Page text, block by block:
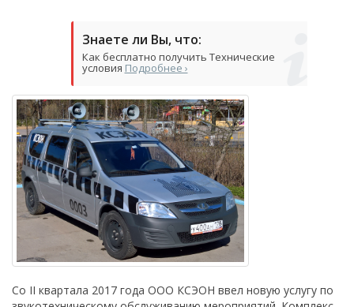
Знаете ли Вы, что:
Как бесплатно получить Технические
условия Подробнее ›
Со II квартала 2017 года ООО КСЭОН ввел новую услугу по